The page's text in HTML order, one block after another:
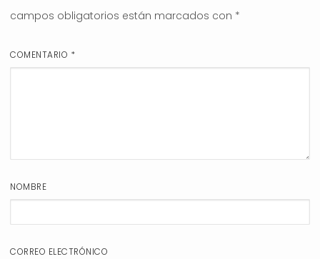
campos obligatorios están marcados con *
COMENTARIO *
NOMBRE
CORREO ELECTRÓNICO